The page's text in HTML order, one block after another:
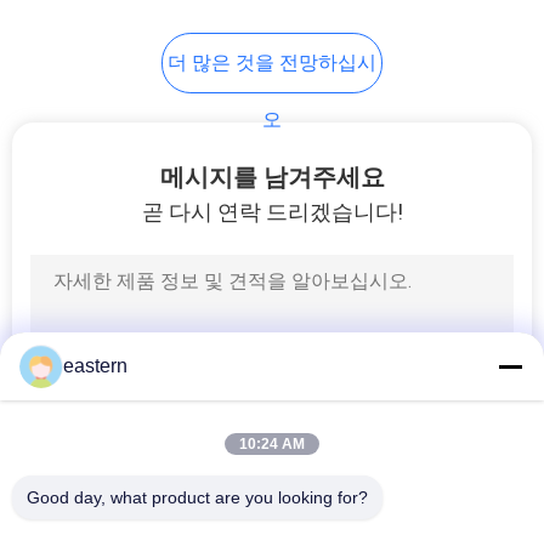
약 병 상자
작은 유리제 작은 유
리병
더 많은 것을 전망하십시
오
메시지를 남겨주세요
곧 다시 연락 드리겠습니다!
eastern
10:24 AM
Good day, what product are you looking for?